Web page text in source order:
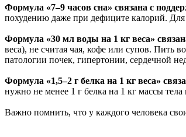
Формула «7–9 часов сна» связана с
похудению даже при дефиците калорий.
Формула «30 мл воды на 1 кг веса»
веса), не считая чая, кофе или супов. Пить
патологии почек, гипертонии, сердечной
Формула «1,5–2 г белка на 1 кг веса»
нужно не менее 1 г белка на 1 кг массы
Важно помнить, что у каждого человека